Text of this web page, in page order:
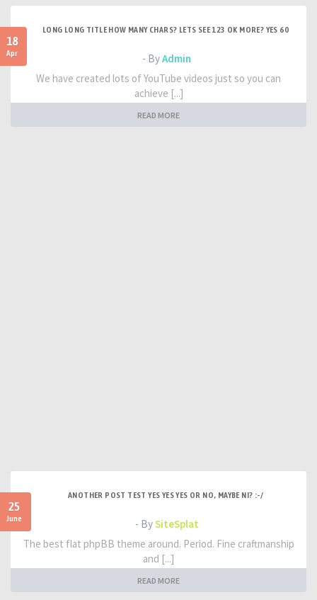
18
Apr
LONG LONG TITLE HOW MANY CHARS? LETS SEE 123 OK MORE? YES 60
- ByAdmin
We have created lots of YouTube videos just so you can
achieve [...]
READ MORE
25
June
ANOTHER POST TEST YES YES YES OR NO, MAYBE NI? :-/
- BySiteSplat
The best flat phpBB theme around. Period. Fine craftmanship
and [...]
READ MORE